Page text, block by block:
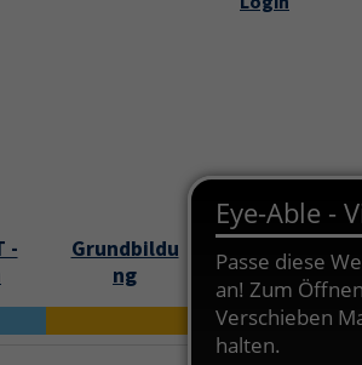
-
Grundbildu
ng
Online